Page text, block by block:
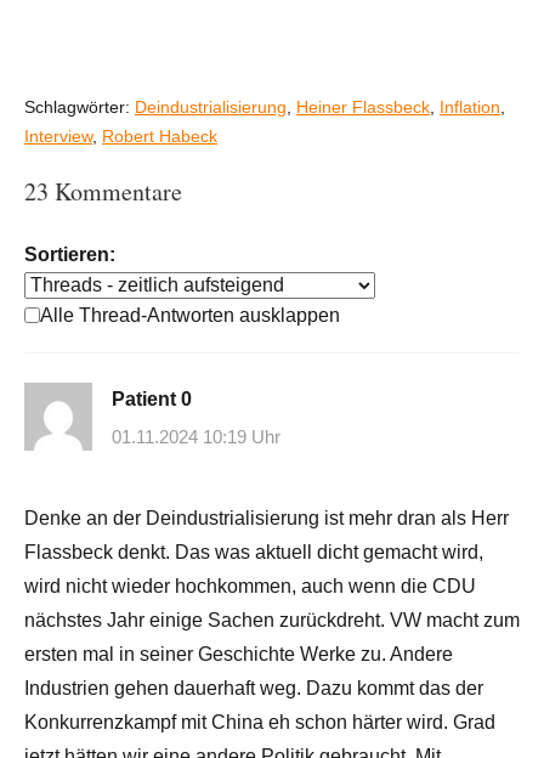
Schlagwörter: Deindustrialisierung Heiner Flassbeck Inflation
Interview, Robert Habeck
23 Kommentare
Sortieren:
Alle Thread-Antworten ausklappen
Patient 0
01.11.2024 10:19 Uhr
Denke an der Deindustrialisierung ist mehr dran als Herr
Flassbeck denkt. Das was aktuell dicht gemacht wird,
wird nicht wieder hochkommen, auch wenn die CDU
nächstes Jahr einige Sachen zurückdreht. VW macht zum
ersten mal in seiner Geschichte Werke zu. Andere
Industrien gehen dauerhaft weg. Dazu kommt das der
Konkurrenzkampf mit China eh schon härter wird. Grad